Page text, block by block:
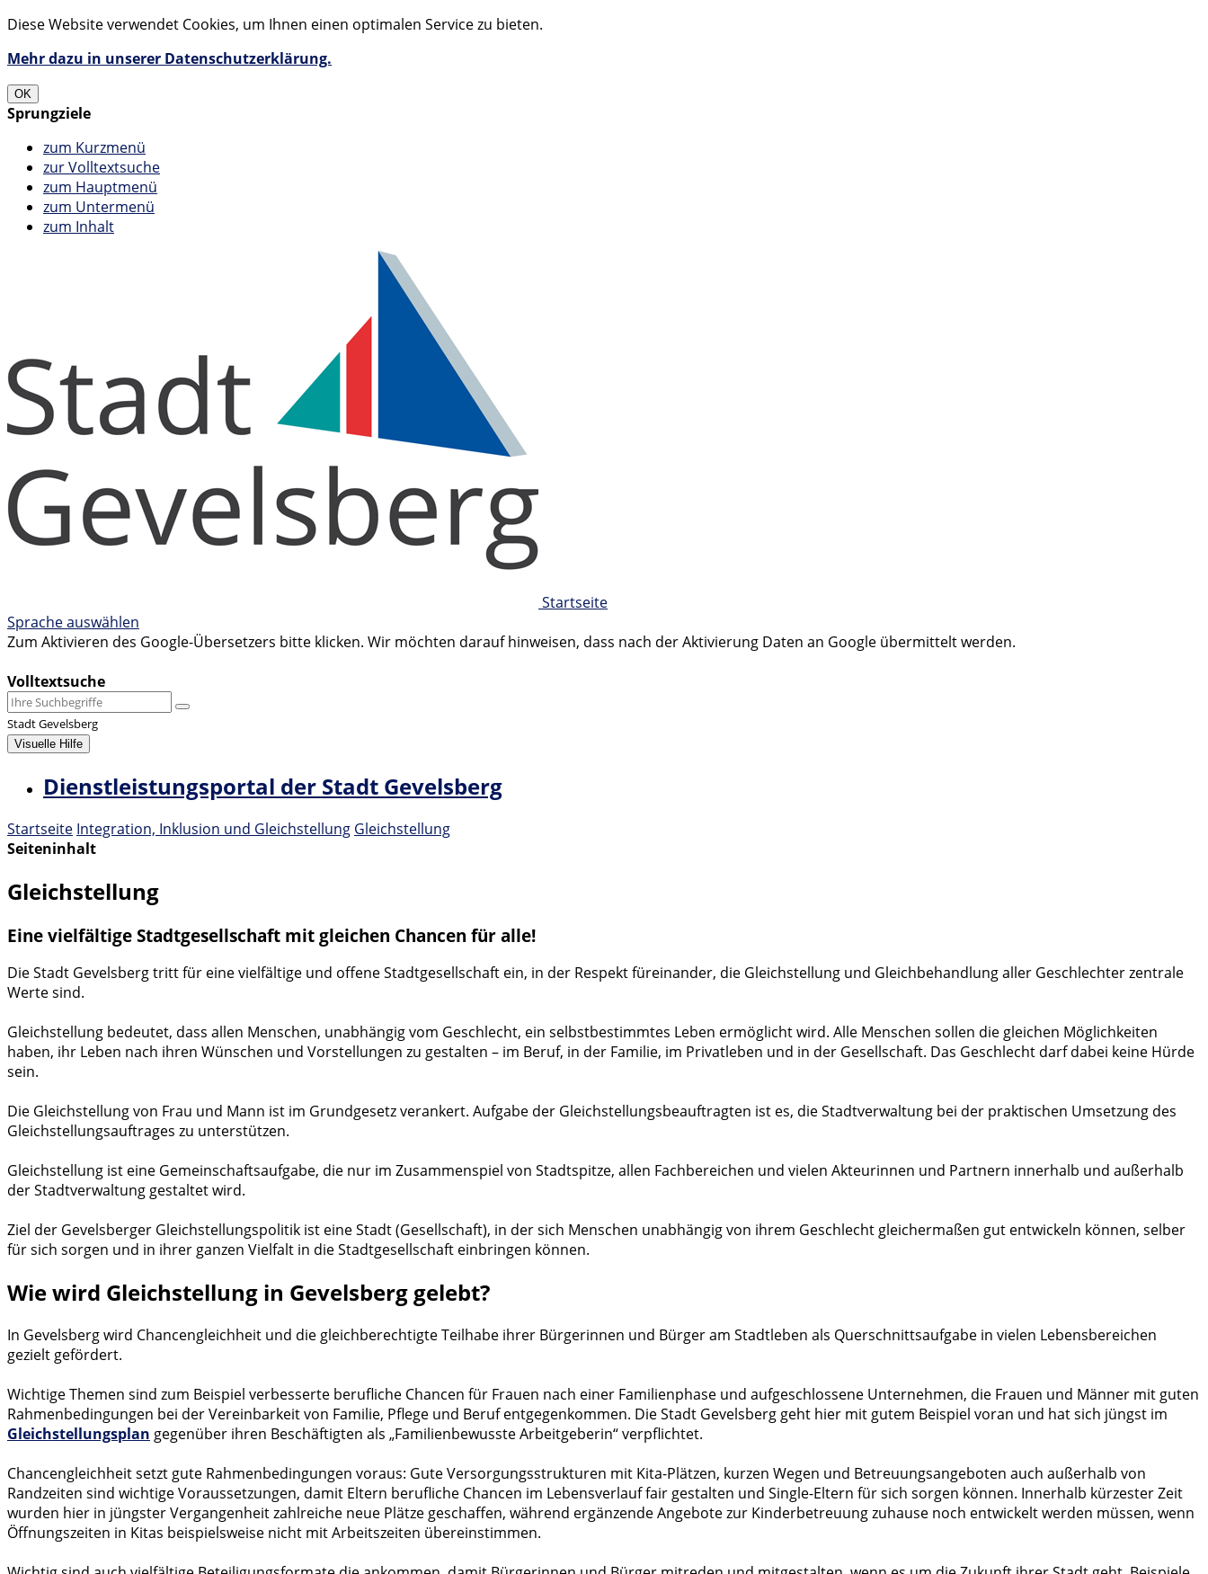
Diese Website verwendet Cookies, um Ihnen einen optimalen Service zu bieten.
Mehr dazu in unserer Datenschutzerklärung.
OK
Sprungziele
zum Kurzmenü
zur Volltextsuche
zum Hauptmenü
zum Untermenü
zum Inhalt
Startseite
Sprache auswählen
Zum Aktivieren des Google-Übersetzers bitte klicken. Wir möchten darauf hinweisen, dass nach der Aktivierung Daten an Google übermittelt werden.
Volltextsuche
Stadt Gevelsberg
Visuelle Hilfe
Dienstleistungsportal der Stadt Gevelsberg
Startseite Integration, Inklusion und Gleichstellung Gleichstellung
Seiteninhalt
Gleichstellung
Eine vielfältige Stadtgesellschaft mit gleichen Chancen für alle!
Die Stadt Gevelsberg tritt für eine vielfältige und offene Stadtgesellschaft ein, in der Respekt füreinander, die Gleichstellung und Gleichbehandlung aller Geschlechter zentrale
Werte sind.
Gleichstellung bedeutet, dass allen Menschen, unabhängig vom Geschlecht, ein selbstbestimmtes Leben ermöglicht wird. Alle Menschen sollen die gleichen Möglichkeiten
haben, ihr Leben nach ihren Wünschen und Vorstellungen zu gestalten – im Beruf, in der Familie, im Privatleben und in der Gesellschaft. Das Geschlecht darf dabei keine Hürde
sein.
Die Gleichstellung von Frau und Mann ist im Grundgesetz verankert. Aufgabe der Gleichstellungsbeauftragten ist es, die Stadtverwaltung bei der praktischen Umsetzung des
Gleichstellungsauftrages zu unterstützen.
Gleichstellung ist eine Gemeinschaftsaufgabe, die nur im Zusammenspiel von Stadtspitze, allen Fachbereichen und vielen Akteurinnen und Partnern innerhalb und außerhalb
der Stadtverwaltung gestaltet wird.
Ziel der Gevelsberger Gleichstellungspolitik ist eine Stadt (Gesellschaft), in der sich Menschen unabhängig von ihrem Geschlecht gleichermaßen gut entwickeln können, selber
für sich sorgen und in ihrer ganzen Vielfalt in die Stadtgesellschaft einbringen können.
Wie wird Gleichstellung in Gevelsberg gelebt?
In Gevelsberg wird Chancengleichheit und die gleichberechtigte Teilhabe ihrer Bürgerinnen und Bürger am Stadtleben als Querschnittsaufgabe in vielen Lebensbereichen
gezielt gefördert.
Wichtige Themen sind zum Beispiel verbesserte berufliche Chancen für Frauen nach einer Familienphase und aufgeschlossene Unternehmen, die Frauen und Männer mit guten
Rahmenbedingungen bei der Vereinbarkeit von Familie, Pflege und Beruf entgegenkommen. Die Stadt Gevelsberg geht hier mit gutem Beispiel voran und hat sich jüngst im
Gleichstellungsplan gegenüber ihren Beschäftigten als „Familienbewusste Arbeitgeberin“ verpflichtet.
Chancengleichheit setzt gute Rahmenbedingungen voraus: Gute Versorgungsstrukturen mit Kita-Plätzen, kurzen Wegen und Betreuungsangeboten auch außerhalb von
Randzeiten sind wichtige Voraussetzungen, damit Eltern berufliche Chancen im Lebensverlauf fair gestalten und Single-Eltern für sich sorgen können. Innerhalb kürzester Zeit
wurden hier in jüngster Vergangenheit zahlreiche neue Plätze geschaffen, während ergänzende Angebote zur Kinderbetreuung zuhause noch entwickelt werden müssen, wenn
Öffnungszeiten in Kitas beispielsweise nicht mit Arbeitszeiten übereinstimmen.